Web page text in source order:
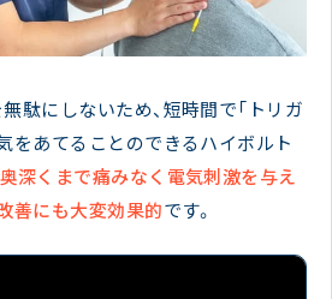
駄にしないため、短時間で「トリガ
をあてることのできるハイボルト
深くまで痛みなく電気刺激を与え
善にも大変効果的です。